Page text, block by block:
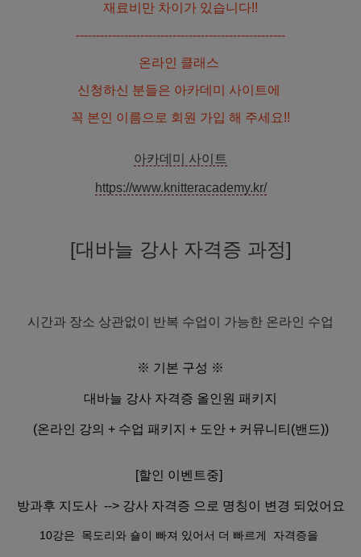
재료비만 차이가 있습니다!!
----------------------------------------------------
온라인 클래스
신청하신 분들은 아카데미 사이트에
꼭 본인 이름으로 회원 가입 해 주세요!!
아카데미 사이트
https://www.knitteracademy.kr/
[대바늘 강사 자격증 과정]
시간과 장소 상관없이 반복 수업이 가능한 온라인 수업
※ 기본 구성 ※
대바늘 강사 자격증 올인원 패키지
(온라인 강의 + 수업 패키지 + 도안 + 커뮤니티(밴드))
[할인 이벤트중]
방과후 지도사 --> 강사 자격증 으로 명칭이 변경 되었어요
10강은 목도리와 숄이 빠져 있어서 더 빠르게 자격증을